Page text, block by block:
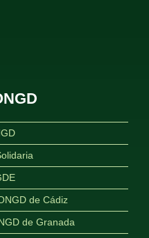
de Cádiz
de Granada